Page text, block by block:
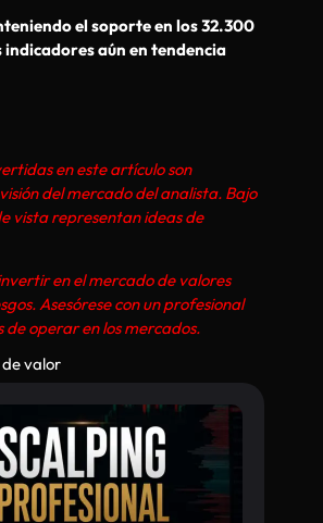
el soporte en los 32.300
indicadores aún en tendencia
en este artículo son
del mercado del analista. Bajo
vista representan ideas de
en el mercado de valores
Asesórese con un profesional
operar en los mercados.
valor